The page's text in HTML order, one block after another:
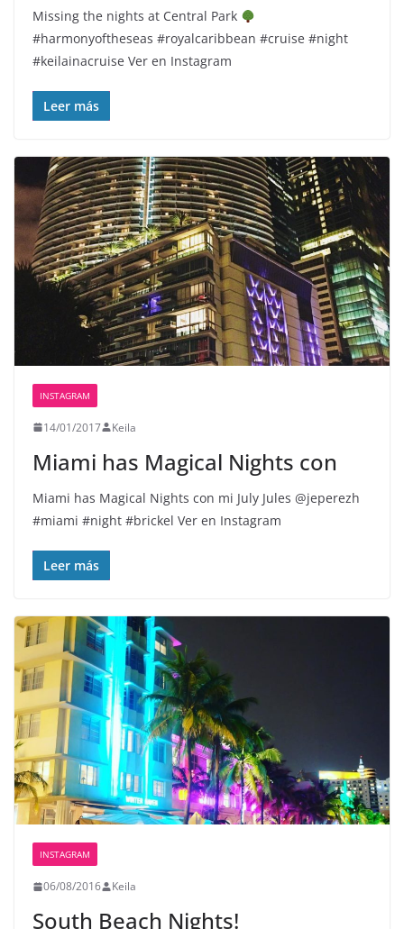
Missing the nights at Central Park
#harmonyoftheseas #royalcaribbean #cruise #night
#keilainacruise Ver en Instagram
Leer más
INSTAGRAM
14/01/2017 Keila
Miami has Magical Nights con
Miami has Magical Nights con mi July Jules @jeperezh
#miami #night #brickel Ver en Instagram
Leer más
INSTAGRAM
06/08/2016 Keila
South Beach Nights! ️